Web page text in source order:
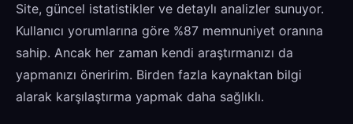
Site, güncel istatistikler ve detaylı analizler sunuyor.
Kullanıcı yorumlarına göre %87 memnuniyet oranına
sahip. Ancak her zaman kendi araştırmanızı da
yapmanızı öneririm. Birden fazla kaynaktan bilgi
alarak karşılaştırma yapmak daha sağlıklı.